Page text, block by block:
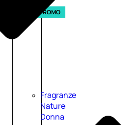
PROMO
Fragranze
Nature
Donna